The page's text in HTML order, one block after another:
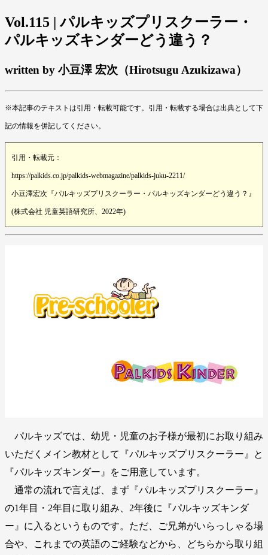
Vol.115 | パルキッズプリスクーラー・
パルキッズキンダーどう違う？
written by 小豆澤 宏次（Hirotsugu Azukizawa）
※本記事のテキストは引用・転載可能です。引用・転載する場合は出典として下
記の情報を併記してください。
引用・転載元：
https://palkids.co.jp/palkids-webmagazine/palkids-juku-2211/
小豆澤宏次『パルキッズプリスクーラー・パルキッズキンダーどう違う？』
(株式会社 児童英語研究所、2022年)
パルキッズでは、幼児・児童のお子様が最初にお取り組み
いただくメイン教材として『パルキッズプリスクーラー』と
『パルキッズキンダー』をご用意しています。
通常の流れで言えば、まず『パルキッズプリスクーラー』
の1年目・2年目に取り組み、2年後に『パルキッズキンダ
ー』に入るというものです。ただ、ご兄弟がいらっしゃる場
合や、これまでの英語のご経験などから、どちらから取り組